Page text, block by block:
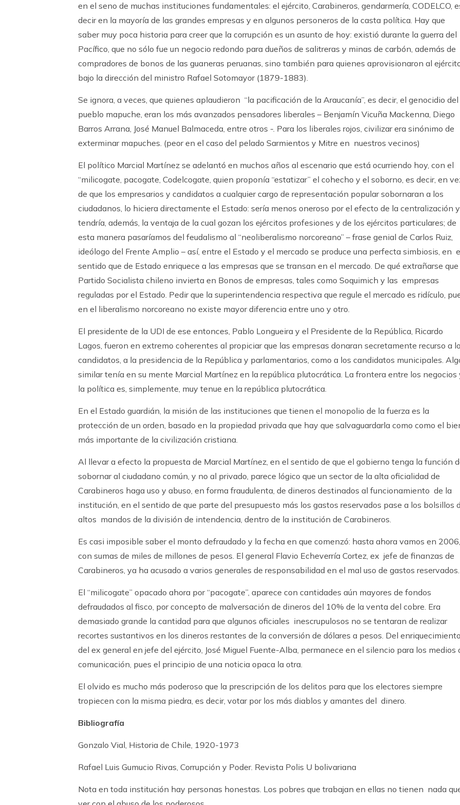
en el seno de muchas instituciones fundamentales: el ejército, Carabineros, gendarmería, CODELCO,
decir en la mayoría de las grandes empresas y en algunos personeros de la casta política. Hay que
saber muy poca historia para creer que la corrupción es un asunto de hoy: existió durante la guerra del
Pacífico, que no sólo fue un negocio redondo para dueños de salitreras y minas de carbón, además de
compradores de bonos de las guaneras peruanas, sino también para quienes aprovisionaron al
bajo la dirección del ministro Rafael Sotomayor (1879-1883).
Se ignora, a veces, que quienes aplaudieron “la pacificación de la Araucanía”, es decir, el genocidio del
pueblo mapuche, eran los más avanzados pensadores liberales – Benjamín Vicuña Mackenna, Diego
Barros Arrana, José Manuel Balmaceda, entre otros -. Para los liberales rojos, civilizar era sinónimo de
exterminar mapuches. (peor en el caso del pelado Sarmientos y Mitre en nuestros vecinos)
El político Marcial Martínez se adelantó en muchos años al escenario que está ocurriendo hoy, con el
“milicogate, pacogate, Codelcogate, quien proponía “estatizar” el cohecho y el soborno, es decir, en
de que los empresarios y candidatos a cualquier cargo de representación popular sobornaran a los
ciudadanos, lo hiciera directamente el Estado: sería menos oneroso por el efecto de la centralización y
tendría, además, la ventaja de la cual gozan los ejércitos profesiones y de los ejércitos particulares; de
esta manera pasaríamos del feudalismo al “neoliberalismo norcoreano” – frase genial de Carlos Ruiz,
ideólogo del Frente Amplio – así, entre el Estado y el mercado se produce una perfecta simbiosis, en
sentido que de Estado enriquece a las empresas que se transan en el mercado. De qué extrañarse que
Partido Socialista chileno invierta en Bonos de empresas, tales como Soquimich y las empresas
reguladas por el Estado. Pedir que la superintendencia respectiva que regule el mercado es ridículo,
en el liberalismo norcoreano no existe mayor diferencia entre uno y otro.
El presidente de la UDI de ese entonces, Pablo Longueira y el Presidente de la República, Ricardo
Lagos, fueron en extremo coherentes al propiciar que las empresas donaran secretamente recurso a
candidatos, a la presidencia de la República y parlamentarios, como a los candidatos municipales.
similar tenía en su mente Marcial Martínez en la república plutocrática. La frontera entre los negocios
la política es, simplemente, muy tenue en la república plutocrática.
En el Estado guardián, la misión de las instituciones que tienen el monopolio de la fuerza es la
protección de un orden, basado en la propiedad privada que hay que salvaguardarla como como el
más importante de la civilización cristiana.
Al llevar a efecto la propuesta de Marcial Martínez, en el sentido de que el gobierno tenga la función
sobornar al ciudadano común, y no al privado, parece lógico que un sector de la alta oficialidad de
Carabineros haga uso y abuso, en forma fraudulenta, de dineros destinados al funcionamiento de la
institución, en el sentido de que parte del presupuesto más los gastos reservados pase a los bolsillos
altos mandos de la división de intendencia, dentro de la institución de Carabineros.
Es casi imposible saber el monto defraudado y la fecha en que comenzó: hasta ahora vamos en 2006,
con sumas de miles de millones de pesos. El general Flavio Echeverría Cortez, ex jefe de finanzas de
Carabineros, ya ha acusado a varios generales de responsabilidad en el mal uso de gastos reservados.
El “milicogate” opacado ahora por “pacogate”, aparece con cantidades aún mayores de fondos
defraudados al fisco, por concepto de malversación de dineros del 10% de la venta del cobre. Era
demasiado grande la cantidad para que algunos oficiales inescrupulosos no se tentaran de realizar
recortes sustantivos en los dineros restantes de la conversión de dólares a pesos. Del enriquecimiento
del ex general en jefe del ejército, José Miguel Fuente-Alba, permanece en el silencio para los medios
comunicación, pues el principio de una noticia opaca la otra.
El olvido es mucho más poderoso que la prescripción de los delitos para que los electores siempre
tropiecen con la misma piedra, es decir, votar por los más diablos y amantes del dinero.
Bibliografía
Gonzalo Vial, Historia de Chile, 1920-1973
Rafael Luis Gumucio Rivas, Corrupción y Poder. Revista Polis U bolivariana
Nota en toda institución hay personas honestas. Los pobres que trabajan en ellas no tienen nada